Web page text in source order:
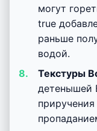
могут
true
раньше
водой.
Текстуры
детенышей